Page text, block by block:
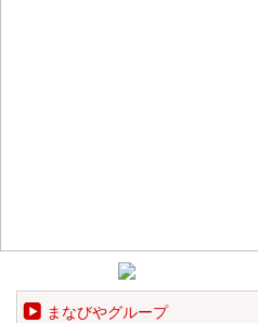
まなびやグループ